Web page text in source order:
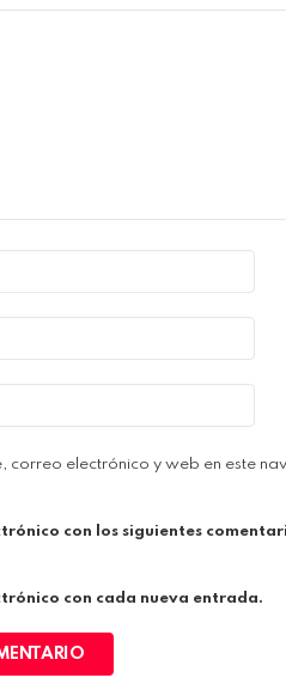
correo electrónico y web en este
con los siguientes
con cada nueva entrada.